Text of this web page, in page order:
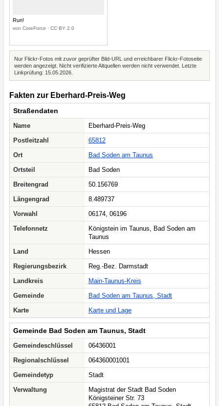
Run!
von CoreForce · CC BY 2.0
Nur Flickr-Fotos mit zuvor geprüfter Bild-URL und erreichbarer Flickr-Fotoseite
werden angezeigt. Nicht verifizierte Altquellen werden nicht verwendet. Letzte
Linkprüfung: 15.05.2026.
Fakten zur Eberhard-Preis-Weg
Straßendaten
Name
Eberhard-Preis-Weg
Postleitzahl
65812
Ort
Bad Soden am Taunus
Ortsteil
Bad Soden
Breitengrad
50.156769
Längengrad
8.489737
Vorwahl
06174, 06196
Telefonnetz
Königstein im Taunus, Bad Soden am
Taunus
Land
Hessen
Regierungsbezirk
Reg.-Bez. Darmstadt
Landkreis
Main-Taunus-Kreis
Gemeinde
Bad Soden am Taunus, Stadt
Karte
Karte und Lage
Gemeinde Bad Soden am Taunus, Stadt
Gemeindeschlüssel
06436001
Regionalschlüssel
064360001001
Gemeindetyp
Stadt
Verwaltung
Magistrat der Stadt Bad Soden
Königsteiner Str. 73